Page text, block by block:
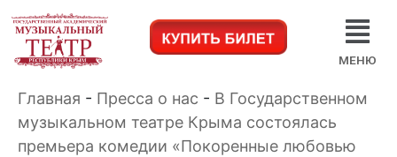
МЕНЮ
Главная - Пресса о нас - В Государственном
музыкальном театре Крыма состоялась
премьера комедии «Покоренные любовью